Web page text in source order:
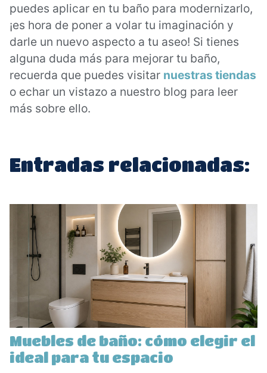
puedes aplicar en tu baño para modernizarlo,
¡es hora de poner a volar tu imaginación y
darle un nuevo aspecto a tu aseo! Si tienes
alguna duda más para mejorar tu baño,
recuerda que puedes visitar nuestras tiendas
o echar un vistazo a nuestro blog para leer
más sobre ello.
Entradas relacionadas:
Muebles de baño: cómo elegir el
ideal para tu espacio